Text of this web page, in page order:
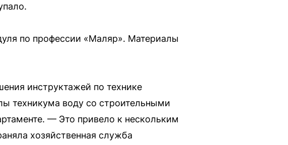
по профессии «Маляр». Материалы
инструктажей по технике
техникума воду со строительными
— Это привело к нескольким
хозяйственная служба